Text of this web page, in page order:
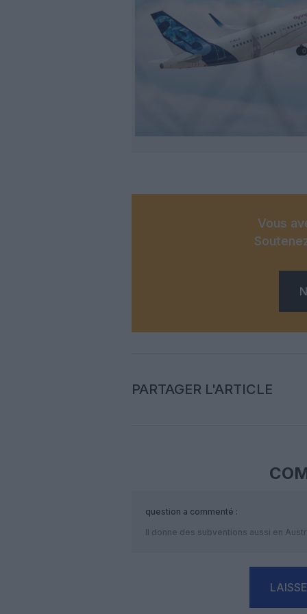
Vous
PARTAGER L'ARTICLE
question a commenté :
Il donne des subventions aussi en